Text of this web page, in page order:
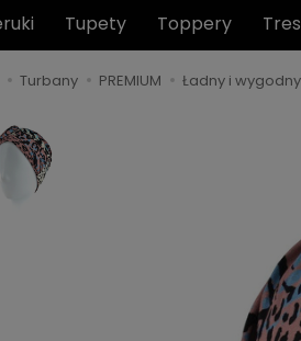
Tupety Toppery
Turbany PREMIUM Ładny i